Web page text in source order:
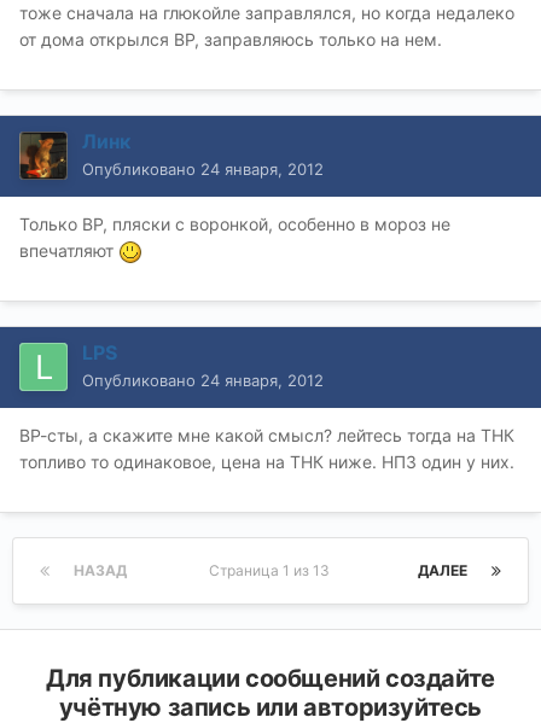
тоже сначала на глюкойле заправлялся, но когда недалеко
от дома открылся ВР, заправляюсь только на нем.
Линк
Опубликовано 24 января, 2012
Только ВР, пляски с воронкой, особенно в мороз не
впечатляют
LPS
Опубликовано 24 января, 2012
ВР-сты, а скажите мне какой смысл? лейтесь тогда на ТНК
топливо то одинаковое, цена на ТНК ниже. НПЗ один у них.
НАЗАД ДАЛЕЕ
Страница 1 из 13
Для публикации сообщений создайте
учётную запись или авторизуйтесь